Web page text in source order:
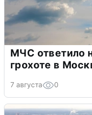
МЧС ответило
грохоте в
7 августа 0